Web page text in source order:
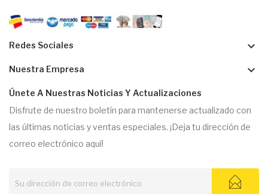
Redes Sociales keyboard_arrow_down
Nuestra Empresa keyboard_arrow_down
Únete A Nuestras Noticias Y Actualizaciones
Disfrute de nuestro boletín para mantenerse actualizado con
las últimas noticias y ventas especiales. ¡Deja tu dirección de
correo electrónico aquí!